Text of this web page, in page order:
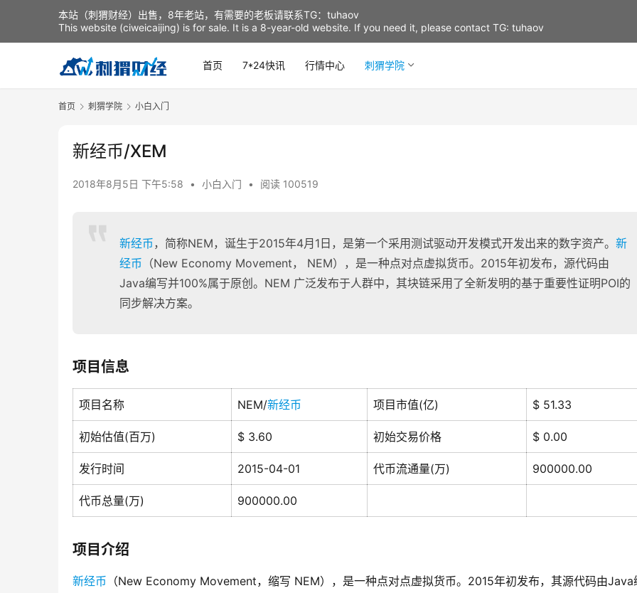
首页 7*24快讯 行情中心 刺猬学院
首页 刺猬学院 小白入门
新经币/XEM
2018年8月5日 下午5:58 • 小白入门 • 阅读 100519
新经币，简称NEM，诞生于2015年4月1日，是第一个采用测试驱动开发模式开发出来的数字资产。 新
经币 （New Economy Movement， NEM），是一种点对点虚拟货币。2015年初发布，源代码由
Java编写并100%属于原创。NEM 广泛发布于人群中，其块链采用了全新发明的基于重要性证明POI的
同步解决方案。
项目信息
项目名称 NEM/新经币 项目市值(亿) $ 51.33
初始估值(百万) $ 3.60 初始交易价格 $ 0.00
发行时间 2015-04-01 代币流通量(万) 900000.00
代币总量(万) 900000.00
项目介绍
新经币 （New Economy Movement，缩写 NEM），是一种点对点虚拟货币。2015年初发布，其源代码由Java
本站（刺猬财经）出售，8年老站，有需要的老板请联系TG：tuhaov
This website (ciweicaijing) is for sale. It is a 8-year-old website. If you need it, please contact TG: tuhaov